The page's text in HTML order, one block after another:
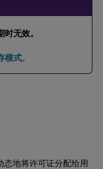
无效。
模式。
态地将许可证分配给用